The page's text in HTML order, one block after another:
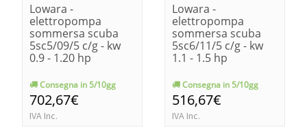
Lowara -
elettropompa
sommersa scuba
5sc5/09/5 c/g - kw
0.9 - 1.20 hp
Consegna in 5/10gg
702,67€
IVA Inc.
Lowara -
elettropompa
sommersa scuba
5sc6/11/5 c/g - kw
1.1 - 1.5 hp
Consegna in 5/10gg
516,67€
IVA Inc.